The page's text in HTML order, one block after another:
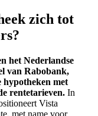
zich tot
het Nederlandse
van Rabobank,
hypotheken met
rentetarieven. In
Vista